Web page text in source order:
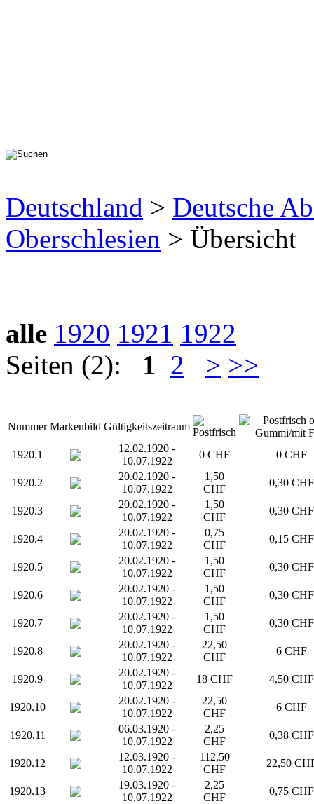
Deutschland > Deutsche
Oberschlesien > Übersicht
alle 1920 1921 1922
Seiten (2): 1 2 > >>
Nummer Markenbild Gültigkeitszeitraum
1920.1
12.02.1920 -
10.07.1922
0 CHF 0 CHF
1920.2
20.02.1920 -
10.07.1922
1,50
CHF
0,30 CHF
1920.3
20.02.1920 -
10.07.1922
1,50
CHF
0,30 CHF
1920.4
20.02.1920 -
10.07.1922
0,75
CHF
0,15 CHF
1920.5
20.02.1920 -
10.07.1922
1,50
CHF
0,30 CHF
1920.6
20.02.1920 -
10.07.1922
1,50
CHF
0,30 CHF
1920.7
20.02.1920 -
10.07.1922
1,50
CHF
0,30 CHF
1920.8
20.02.1920 -
10.07.1922
22,50
CHF
6 CHF
1920.9
20.02.1920 -
10.07.1922
18 CHF 4,50 CHF
1920.10
20.02.1920 -
10.07.1922
22,50
CHF
6 CHF
1920.11
06.03.1920 -
10.07.1922
2,25
CHF
0,38 CHF
1920.12
12.03.1920 -
10.07.1922
112,50
CHF
22,50
1920.13
19.03.1920 -
10.07.1922
2,25
CHF
0,75 CHF